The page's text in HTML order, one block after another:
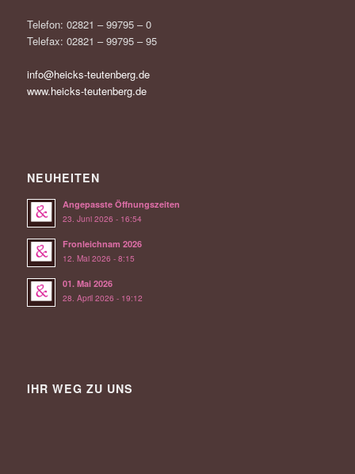
Telefon: 02821 – 99795 – 0
Telefax: 02821 – 99795 – 95
info@heicks-teutenberg.de
www.heicks-teutenberg.de
NEUHEITEN
Angepasste Öffnungszeiten
23. Juni 2026 - 16:54
Fronleichnam 2026
12. Mai 2026 - 8:15
01. Mai 2026
28. April 2026 - 19:12
IHR WEG ZU UNS